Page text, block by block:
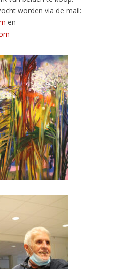
worden via de mail:
en